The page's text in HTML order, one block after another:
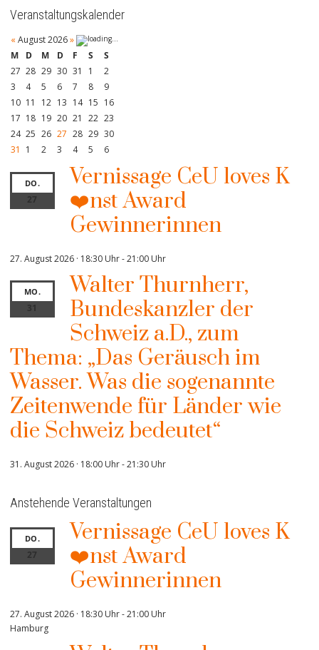
Veranstaltungskalender
« August 2026»
M
D M D F S
S
27 28 29 30 31 1
2
3
4 5 6 7 8
9
10 11 12 13 14 15 16
17 18 19 20 21 22 23
24 25 26 27 28 29 30
31
1 2 3 4 5 6
DO.
27
Vernissage CeU loves K
❤️nst Award
Gewinnerinnen
27. August 2026 · 18:30 Uhr-21:00 Uhr
MO.
31
Walter Thurnherr,
Bundeskanzler der
Schweiz a.D., zum
Thema: „Das Geräusch im
Wasser. Was die sogenannte
Zeitenwende für Länder wie
die Schweiz bedeutet“
31. August 2026 · 18:00 Uhr-21:30 Uhr
Anstehende Veranstaltungen
DO.
27
Vernissage CeU loves K
❤️nst Award
Gewinnerinnen
27. August 2026 · 18:30 Uhr-21:00 Uhr
Hamburg